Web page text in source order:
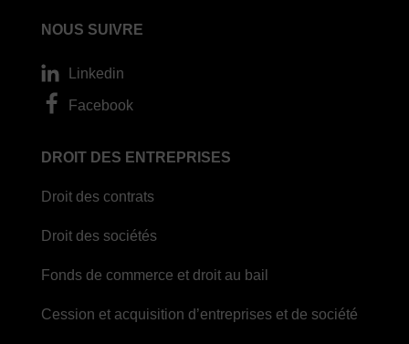
NOUS SUIVRE
Linkedin
Facebook
DROIT DES ENTREPRISES
Droit des contrats
Droit des sociétés
Fonds de commerce et droit au bail
Cession et acquisition d’entreprises et de société